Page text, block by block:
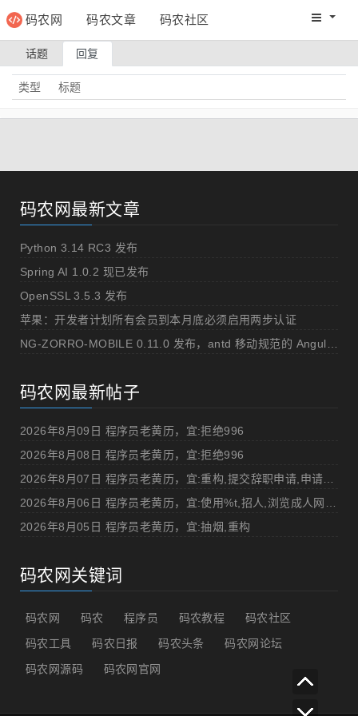
码农网 码农文章 码农社区 码农网
话题 回复
类型 标题
码农网最新文章
Python 3.14 RC3 发布
Spring AI 1.0.2 现已发布
OpenSSL 3.5.3 发布
苹果：开发者计划所有会员到本月底必须启用两步认证
码农网最新帖子
2026年8月09日 程序员老黄历，宜:拒绝996
2026年8月08日 程序员老黄历，宜:拒绝996
2026年8月05日 程序员老黄历，宜:抽烟,重构
码农网关键词
码农网 码农 程序员 码农教程
码农社区
码农工具
码农日报 码农头条
码农网论坛
码农网源码
码农网官网